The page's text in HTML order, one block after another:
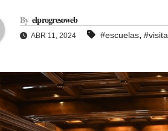
By elprogresoweb
ABR 11, 2024 #escuelas, #visita